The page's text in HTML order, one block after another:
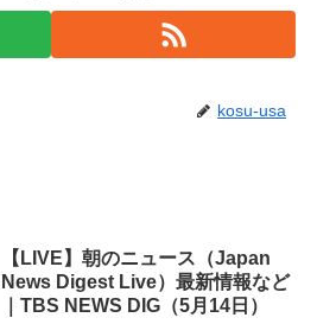
kosu-usa
【LIVE】朝のニュース（Japan
News Digest Live）最新情報など
｜TBS NEWS DIG（5月14日）